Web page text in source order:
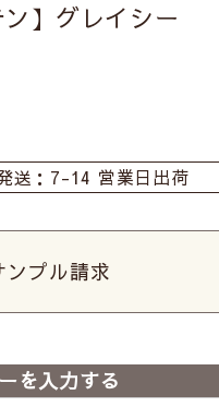
ン】グレイシー
送：7-14 営業日出荷
ンプル請求
を入力する